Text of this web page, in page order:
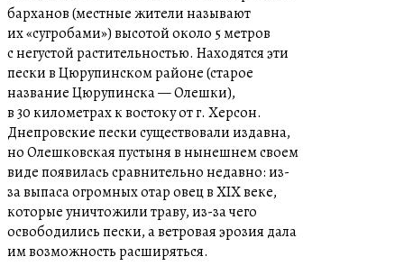
барханов (местные жители называют
их «сугробами») высотой около 5 метров
с негустой растительностью. Находятся эти
пески в Цюрупинском районе (старое
название Цюрупинска — Олешки),
в 30 километрах к востоку от г. Херсон.
Днепровские пески существовали издавна,
но Олешковская пустыня в нынешнем своем
виде появилась сравнительно недавно: из-
за выпаса огромных отар овец в XIX веке,
которые уничтожили траву, из-за чего
освободились пески, а ветровая эрозия дала
им возможность расширяться.